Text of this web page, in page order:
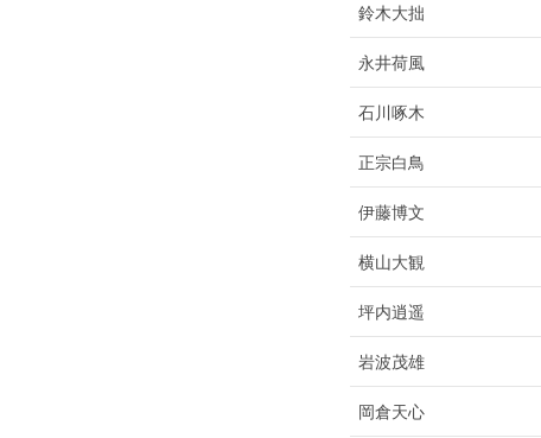
鈴木大拙
永井荷風
石川啄木
正宗白鳥
伊藤博文
横山大観
坪内逍遥
岩波茂雄
岡倉天心